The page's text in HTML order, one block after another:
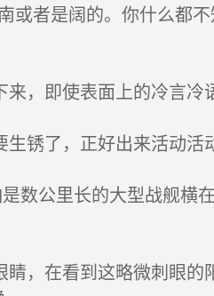
者是阔的。你什么都
，即使表面上的冷言冷
锈了，正好出来活动活
数公里长的大型战舰横
，在看到这略微刺眼的